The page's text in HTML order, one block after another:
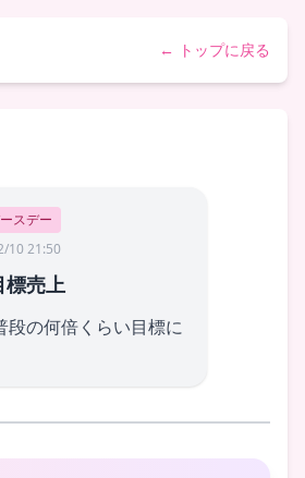
← トップに戻る
スデー
10 21:50
標売上
段の何倍くらい目標に